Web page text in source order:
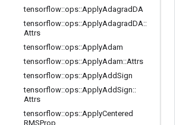
tensorflow::ops::ApplyAdagradDA
tensorflow::ops::ApplyAdagradDA::
Attrs
tensorflow::ops::ApplyAdam
tensorflow::ops::ApplyAdam::Attrs
tensorflow::ops::ApplyAddSign
tensorflow::ops::ApplyAddSign::
Attrs
tensorflow::ops::ApplyCentered
RMSProp